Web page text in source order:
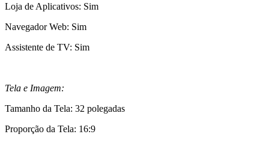
Loja de Aplicativos: Sim
Navegador Web: Sim
Assistente de TV: Sim
Tela e Imagem:
Tamanho da Tela: 32 polegadas
Proporção da Tela: 16:9